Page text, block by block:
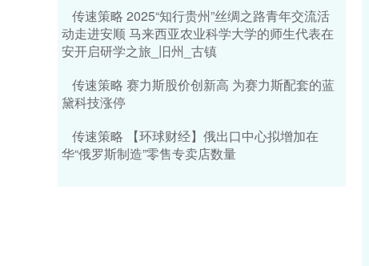
传速策略 2025“知行贵州”丝绸之路青年交流活
动走进安顺 马来西亚农业科学大学的师生代表在
安开启研学之旅_旧州_古镇
传速策略 赛力斯股价创新高 为赛力斯配套的蓝
黛科技涨停
传速策略 【环球财经】俄出口中心拟增加在
华“俄罗斯制造”零售专卖店数量